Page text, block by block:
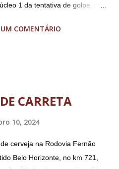
1 da tentativa de golpe, ou
Ramagem, ex-diretor da
(Abin); o almirante Almir
o tenente-coronel Mauro Cid,
Defesa; e o general da
ministro da Casa Civil e da
COMENTÁRIO
CARRETA
10, 2024
cerveja na Rodovia Fernão
Belo Horizonte, no km 721,